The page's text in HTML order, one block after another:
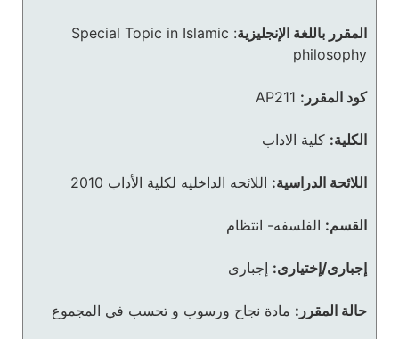
المقرر باللغة الإنجليزية:
Special Topic in Islamic
philosophy
كود المقرر: AP211
الكلية: كلية الاداب
اللائحة الدراسية: اللائحه الداخليه لكلية الأداب 2010
القسم: الفلسفه- انتظام
إجبارى/إختيارى: إجبارى
حالة المقرر: مادة نجاح ورسوب و تحسب في المجموع